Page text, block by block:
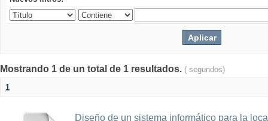
Mostrando 1 de un total de 1 resultados. ( segundos)
1
Diseño de un sistema informático para la